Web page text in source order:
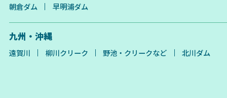
朝倉ダム
早明浦ダム
九州・沖縄
遠賀川 柳川クリーク 野池・クリークなど 北川ダム